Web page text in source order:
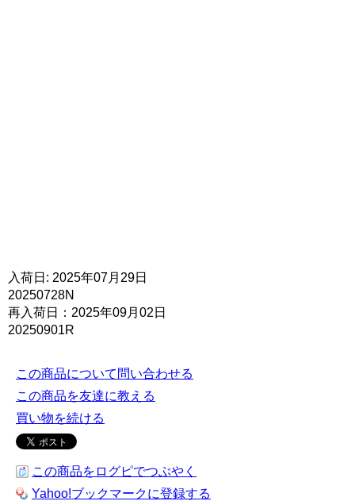
入荷日: 2025年07月29日
20250728N
再入荷日：2025年09月02日
20250901R
この商品について問い合わせる
この商品を友達に教える
買い物を続ける
この商品をログピでつぶやく
Yahoo!ブックマークに登録する